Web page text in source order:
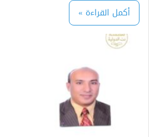
أكمل القراءة »